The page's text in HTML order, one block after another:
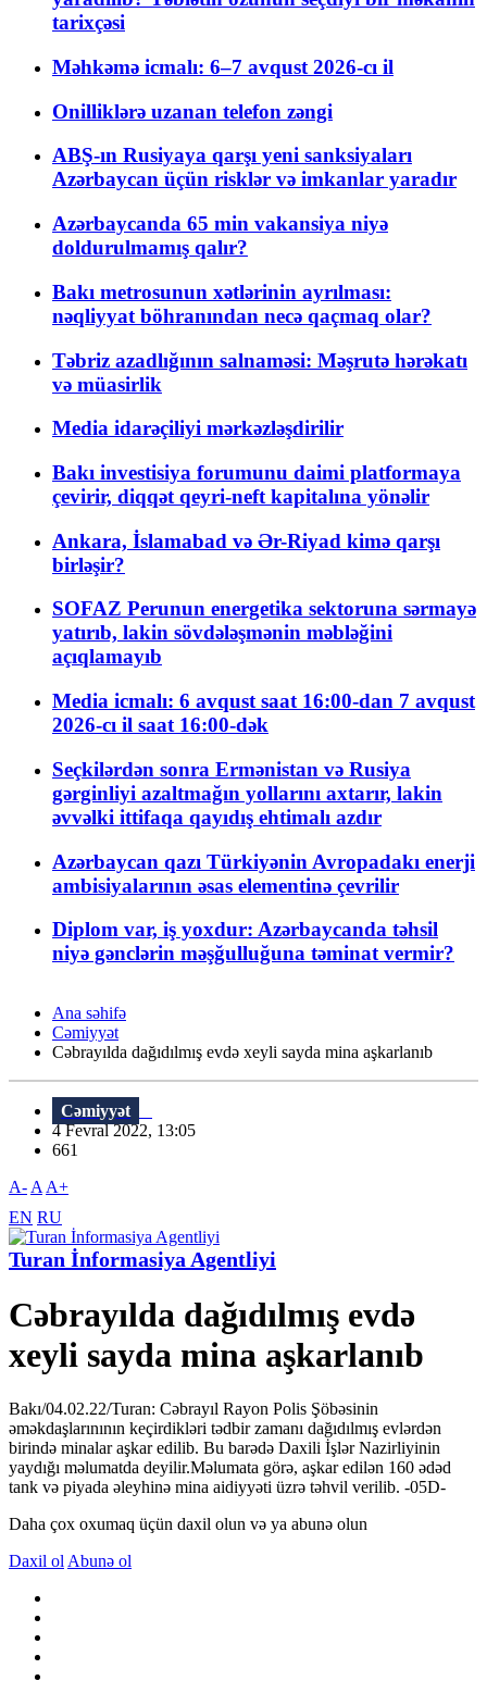
tarixçəsi
Məhkəmə icmalı: 6–7 avqust 2026-cı il
Onilliklərə uzanan telefon zəngi
ABŞ-ın Rusiyaya qarşı yeni sanksiyaları
Azərbaycan üçün risklər və imkanlar yaradır
Azərbaycanda 65 min vakansiya niyə
doldurulmamış qalır?
Bakı metrosunun xətlərinin ayrılması:
nəqliyyat böhranından necə qaçmaq olar?
Təbriz azadlığının salnaməsi: Məşrutə hərəkatı
və müasirlik
Media idarəçiliyi mərkəzləşdirilir
Bakı investisiya forumunu daimi platformaya
çevirir, diqqət qeyri-neft kapitalına yönəlir
Ankara, İslamabad və Ər-Riyad kimə qarşı
birləşir?
SOFAZ Perunun energetika sektoruna sərmayə
yatırıb, lakin sövdələşmənin məbləğini
açıqlamayıb
Media icmalı: 6 avqust saat 16:00-dan 7 avqust
2026-cı il saat 16:00-dək
Seçkilərdən sonra Ermənistan və Rusiya
gərginliyi azaltmağın yollarını axtarır, lakin
əvvəlki ittifaqa qayıdış ehtimalı azdır
Azərbaycan qazı Türkiyənin Avropadakı enerji
ambisiyalarının əsas elementinə çevrilir
Diplom var, iş yoxdur: Azərbaycanda təhsil
niyə gənclərin məşğulluğuna təminat vermir?
Ana səhifə
Cəmiyyət
Cəbrayılda dağıdılmış evdə xeyli sayda mina aşkarlanıb
Cəmiyyət
4 Fevral 2022, 13:05
661
A- A A+
EN RU
Turan İnformasiya Agentliyi
Cəbrayılda dağıdılmış evdə
xeyli sayda mina aşkarlanıb
Bakı/04.02.22/Turan: Cəbrayıl Rayon Polis Şöbəsinin
əməkdaşlarınının keçirdikləri tədbir zamanı dağıdılmış evlərdən
birində minalar aşkar edilib. Bu barədə Daxili İşlər Nazirliyinin
yaydığı məlumatda deyilir.Məlumata görə, aşkar edilən 160 ədəd
tank və piyada əleyhinə mina aidiyyəti üzrə təhvil verilib. -05D-
Daha çox oxumaq üçün daxil olun və ya abunə olun
Daxil ol Abunə ol